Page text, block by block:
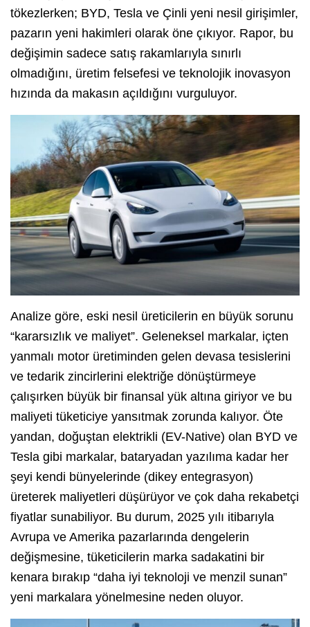
tökezlerken; BYD, Tesla ve Çinli yeni nesil girişimler,
pazarın yeni hakimleri olarak öne çıkıyor. Rapor, bu
değişimin sadece satış rakamlarıyla sınırlı
olmadığını, üretim felsefesi ve teknolojik inovasyon
hızında da makasın açıldığını vurguluyor.
Analize göre, eski nesil üreticilerin en büyük sorunu
“kararsızlık ve maliyet”. Geleneksel markalar, içten
yanmalı motor üretiminden gelen devasa tesislerini
ve tedarik zincirlerini elektriğe dönüştürmeye
çalışırken büyük bir finansal yük altına giriyor ve bu
maliyeti tüketiciye yansıtmak zorunda kalıyor. Öte
yandan, doğuştan elektrikli (EV-Native) olan BYD ve
Tesla gibi markalar, bataryadan yazılıma kadar her
şeyi kendi bünyelerinde (dikey entegrasyon)
üreterek maliyetleri düşürüyor ve çok daha rekabetçi
fiyatlar sunabiliyor. Bu durum, 2025 yılı itibarıyla
Avrupa ve Amerika pazarlarında dengelerin
değişmesine, tüketicilerin marka sadakatini bir
kenara bırakıp “daha iyi teknoloji ve menzil sunan”
yeni markalara yönelmesine neden oluyor.